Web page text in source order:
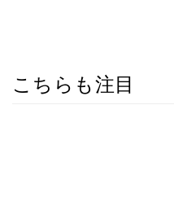
こちらも注目